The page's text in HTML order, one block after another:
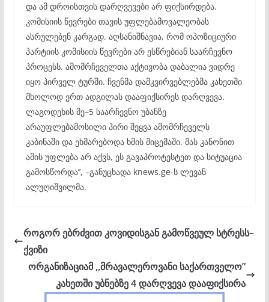
და ამ დროისთვის დარღვევები არ ფიქსირდება.
კომისიის წევრები თავის უფლებამოვალეობას
ასრულებენ კარგად. აღსანიშნავია, რომ ოპოზიციური
პარტიის კომისიის წევრები არ ესწრებიან საარჩევნო
პროცესს. ამომრჩეველთა აქტივობა დაბალია ვიდრე
იყო პირველ ტურში. ჩვენმა დამკვირვებლებმა კახეთში
მხოლოდ ერთ ადგილას დააფიქსირეს დარღვევა.
ლაგოდეხის მე–5 საარჩევნო უბანზე
არაუფლებამოსილი პირი შეყვა ამომრჩეველს
კაბინაში და ეხმარებოდა ხმის მიცემაში. მას კანონით
ამის უფლება არ აქვს, ეს გავაპროტესტეთ და სიტუაცია
გამოსწორდა’’, –განუცხადა knews.ge-ს ლევან
ალუღიშვილმა.
როგორ ებრძვით კოვიდისგან გამოწვეულ სტრესს–
ქვიზი
ორგანიზაციამ ,,მრავალეროვანი საქართველო”
კახეთში უბნებზე 4 დარღვევა დააფიქსირა